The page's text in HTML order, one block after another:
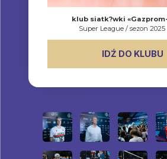
klub siatk?wki
Super League / sezon 2025
IDŹ DO KLUBU